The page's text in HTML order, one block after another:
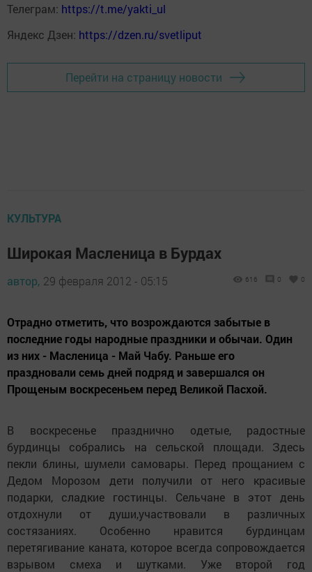
Телеграм: https://t.me/yakti_ul
Яндекс Дзен: https://dzen.ru/svetliput
Перейти на страницу новости
КУЛЬТУРА
Широкая Масленица в Бурдах
автор, 29 февраля 2012 - 05:15 616 0 0
Отрадно отметить, что возрождаются забытые в
последние годы народные праздники и обычаи. Один
из них - Масленица - Май Чабу. Раньше его
праздновали семь дней подряд и завершался он
Прощеным воскресеньем перед Великой Пасхой.
В воскресенье празднично одетые, радостные
бурдинцы собрались на сельской площади. Здесь
пекли блины, шумели самовары. Перед прощанием с
Дедом Морозом дети получили от него красивые
подарки, сладкие гостинцы. Сельчане в этот день
отдохнули от души,участвовали в различных
состязаниях. Особенно нравится бурдинцам
перетягивание каната, которое всегда сопровождается
взрывом смеха и шутками. Уже второй год